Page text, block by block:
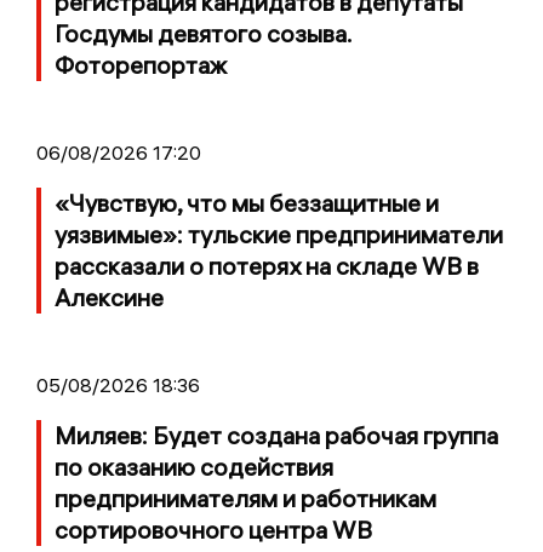
Госдумы девятого созыва.
Фоторепортаж
06/08/2026 17:20
«Чувствую, что мы беззащитные и
уязвимые»: тульские предприниматели
рассказали о потерях на складе WB в
Алексине
05/08/2026 18:36
Миляев: Будет создана рабочая группа
по оказанию содействия
предпринимателям и работникам
сортировочного центра WB